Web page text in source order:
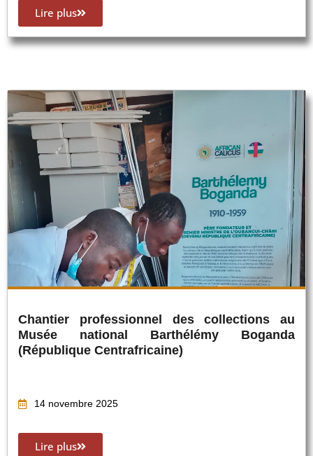
Lire plus
Chantier professionnel des collections au
Musée national Barthélémy Boganda
(République Centrafricaine)
14 novembre 2025
Lire plus